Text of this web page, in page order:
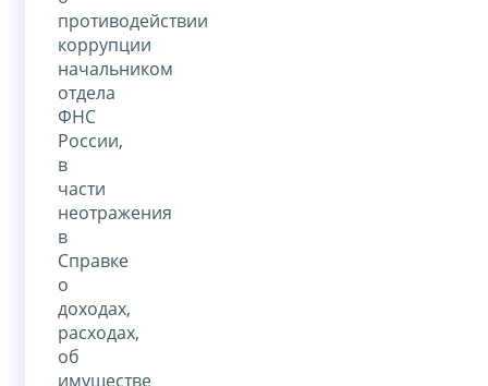
противодействии
коррупции
начальником
отдела
ФНС
России,
в
части
неотражения
в
Справке
о
доходах,
расходах,
об
имуществе